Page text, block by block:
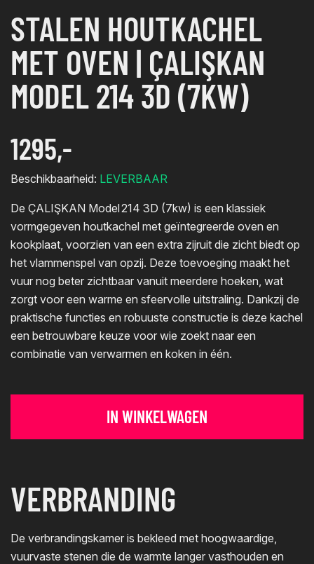
STALEN HOUTKACHEL
MET OVEN | ÇALIŞKAN
MODEL 214 3D (7KW)
1295,-
De ÇALIŞKAN Model 214 3D (7kw) is een klassiek
vormgegeven houtkachel met geïntegreerde oven en
kookplaat, voorzien van een extra zijruit die zicht biedt op
het vlammenspel van opzij. Deze toevoeging maakt het
vuur nog beter zichtbaar vanuit meerdere hoeken, wat
zorgt voor een warme en sfeervolle uitstraling. Dankzij de
praktische functies en robuuste constructie is deze kachel
een betrouwbare keuze voor wie zoekt naar een
combinatie van verwarmen en koken in één.
Beschikbaarheid: LEVERBAAR
IN WINKELWAGEN
VERBRANDING
De verbrandingskamer is bekleed met hoogwaardige,
vuurvaste stenen die de warmte langer vasthouden en